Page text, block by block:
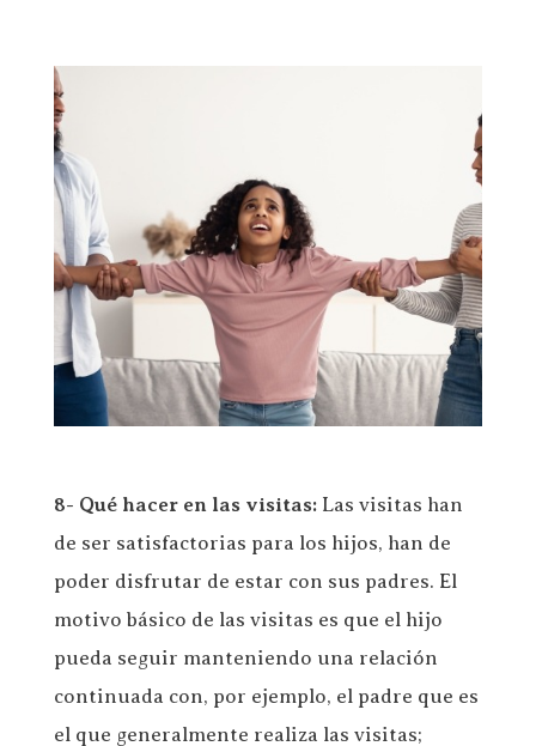
8- Qué hacer en las visitas:Las visitas han
de ser satisfactorias para los hijos, han de
poder disfrutar de estar con sus padres. El
motivo básico de las visitas es que el hijo
pueda seguir manteniendo una relación
continuada con, por ejemplo, el padre que es
el que generalmente realiza las visitas;